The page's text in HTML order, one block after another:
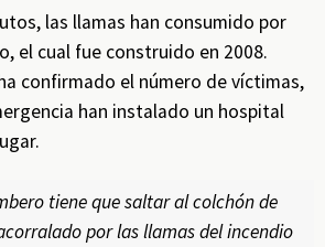
las llamas han consumido por
el cual fue construido en 2008.
confirmado el número de víctimas,
han instalado un hospital
tiene que saltar al colchón de
por las llamas del incendio